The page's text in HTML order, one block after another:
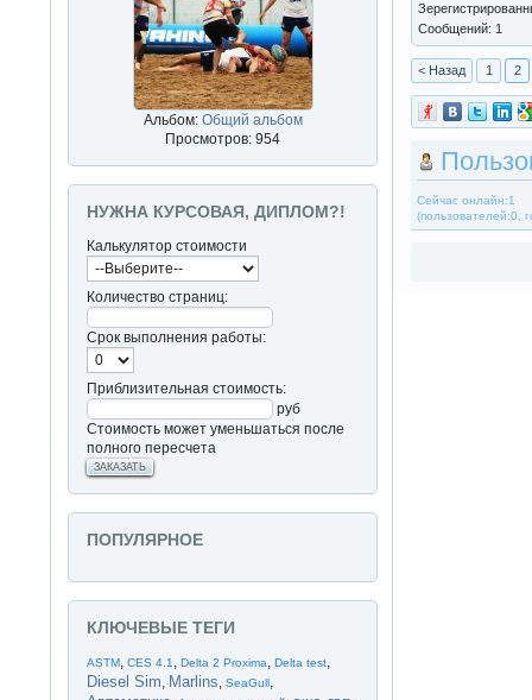
Сообщений: 1
< Назад 1 2
Сейчас онлайн:1
(пользователей:0,
Альбом: Общий альбом
Просмотров: 954
НУЖНА КУРСОВАЯ, ДИПЛОМ?!
Калькулятор стоимости
Количество страниц:
Срок выполнения работы:
Приблизительная стоимость:
руб
Стоимость может уменьшаться после
полного пересчета
ЗАКАЗАТЬ
ПОПУЛЯРНОЕ
КЛЮЧЕВЫЕ ТЕГИ
ASTM,CES 4.1 ,Delta 2 Proxima,Delta test,
Diesel Sim, Marlins,SeaGull,